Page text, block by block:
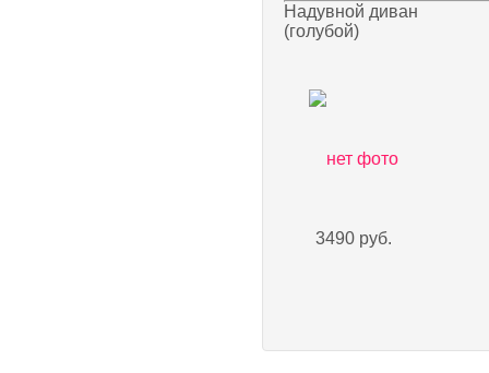
Надувной диван
(голубой)
3490 руб.